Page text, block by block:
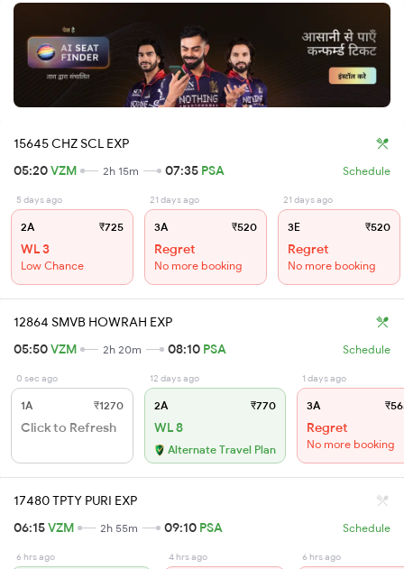
15645 CHZ SCL EXP
05:20VZM 2h 15m 07:35 PSA Schedule
5 days ago
2A ₹725
WL 3
Low Chance
21 days ago
3A ₹520
Regret
No more booking
21 days ago
3E ₹520
Regret
No more booking
12864 SMVB HOWRAH EXP
05:50VZM 2h 20m 08:10 PSA Schedule
0 sec ago
1A ₹1270
Click to Refresh
12 days ago
2A ₹770
WL 8
Alternate Travel Plan
1 days ago
3A
Regret
No more booking
17480 TPTY PURI EXP
06:15VZM 2h 55m 09:10 PSA Schedule
6 hrs ago 4 hrs ago 6 hrs ago